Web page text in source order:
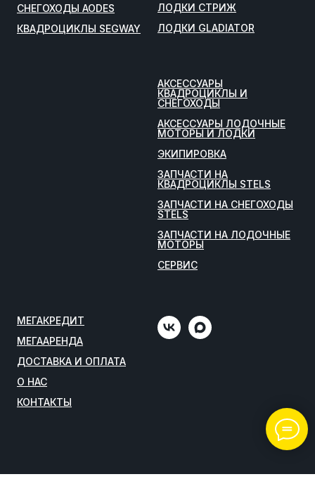
СНЕГОХОДЫ AODES
КВАДРОЦИКЛЫ SEGWAY
ЛОДКИ СТРИЖ
ЛОДКИ GLADIATOR
АКСЕССУАРЫ
КВАДРОЦИКЛЫ И
СНЕГОХОДЫ
АКСЕССУАРЫ ЛОДОЧНЫЕ
МОТОРЫ И ЛОДКИ
ЭКИПИРОВКА
ЗАПЧАСТИ НА
КВАДРОЦИКЛЫ STELS
ЗАПЧАСТИ НА СНЕГОХОДЫ
STELS
ЗАПЧАСТИ НА ЛОДОЧНЫЕ
МОТОРЫ
СЕРВИС
МЕГАКРЕДИТ
МЕГААРЕНДА
ДОСТАВКА И ОПЛАТА
О НАС
КОНТАКТЫ